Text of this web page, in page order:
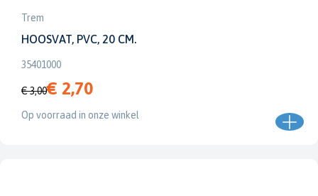
Trem
HOOSVAT, PVC, 20 CM.
35401000
€ 3,00€ 2,70
Op voorraad in onze winkel